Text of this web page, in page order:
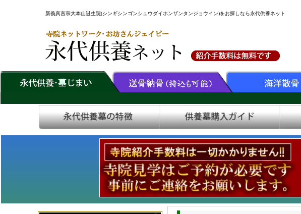
新義真言宗大本山誕生院(シンギシンゴンシュウダイホンザンタンジョウイン)をお探しなら永代供養ネット